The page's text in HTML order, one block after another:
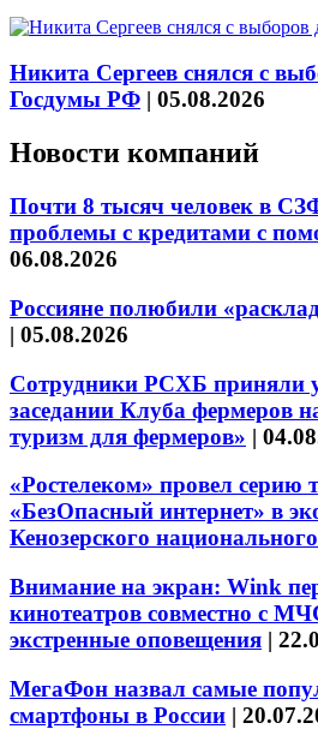
Никита Сергеев снялся с
Госдумы РФ | 05.08.2026
Новости компаний
Почти 8 тысяч человек в
проблемы с кредитами с
06.08.2026
Россияне полюбили
| 05.08.2026
Сотрудники РСХБ приняли
заседании Клуба фермеров
туризм для фермеров» |
«Ростелеком» провел серию
«БезОпасный интернет» в
Кенозерского
Внимание на экран: Wink
кинотеатров совместно с
экстренные оповещения |
МегаФон назвал самые
смартфоны в России |